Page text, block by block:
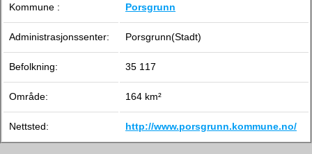
Kommune : Porsgrunn
Administrasjonssenter: Porsgrunn(Stadt)
Befolkning: 35 117
Område: 164 km²
Nettsted: http://www.porsgrunn.kommune.no/